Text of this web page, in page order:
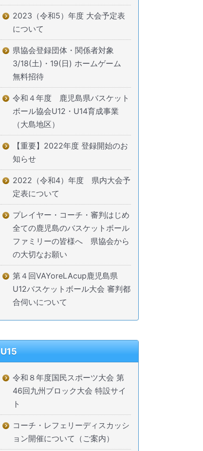
2023（令和5）年度 大会予定表
について
県協会登録団体・関係者対象
3/18(土)・19(日) ホームゲーム
無料招待
令和４年度 鹿児島県バスケット
ボール協会U12・U14育成事業
（大島地区）
【重要】2022年度 登録開始のお
知らせ
2022（令和4）年度 県内大会予
定表について
プレイヤー・コーチ・審判はじめ
全ての鹿児島のバスケットボール
ファミリーの皆様へ 県協会から
の大切なお願い
第４回VAYoreLAcup鹿児島県
U12バスケットボール大会 審判都
合伺いについて
U15
令和８年度国民スポーツ大会 第
46回九州ブロック大会 特設サイ
ト
コーチ・レフェリーディスカッシ
ョン開催について（ご案内）